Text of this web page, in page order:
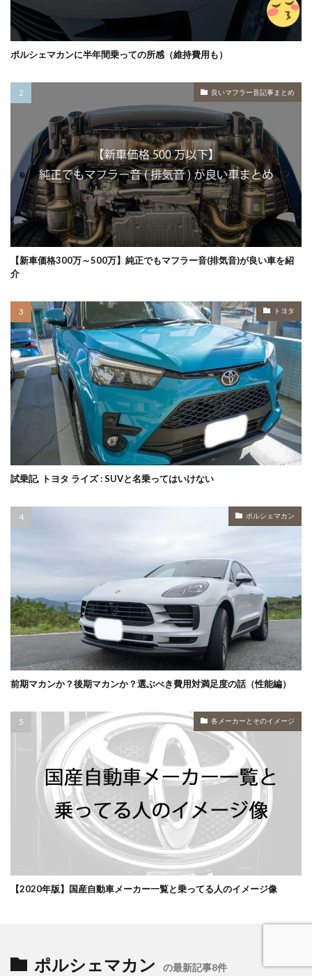
ポルシェマカンに半年間乗っての所感（維持費用も）
良いマフラー音記事まとめ
【新車価格300万～500万】純正でもマフラー音(排気音)が良い車を紹
介
トヨタ
試乗記, トヨタ ライズ : SUVと名乗ってはいけない
ポルシェマカン
前期マカンか？後期マカンか？選ぶべき費用対満足度の話（性能編）
各メーカーとそのイメージ
【2020年版】国産自動車メーカー一覧と乗ってる人のイメージ像
ポルシェマカン の最新記事8件